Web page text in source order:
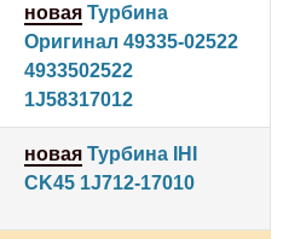
новая Турбина
Оригинал 49335-02522
4933502522
1J58317012
новая Турбина IHI
CK45 1J712-17010